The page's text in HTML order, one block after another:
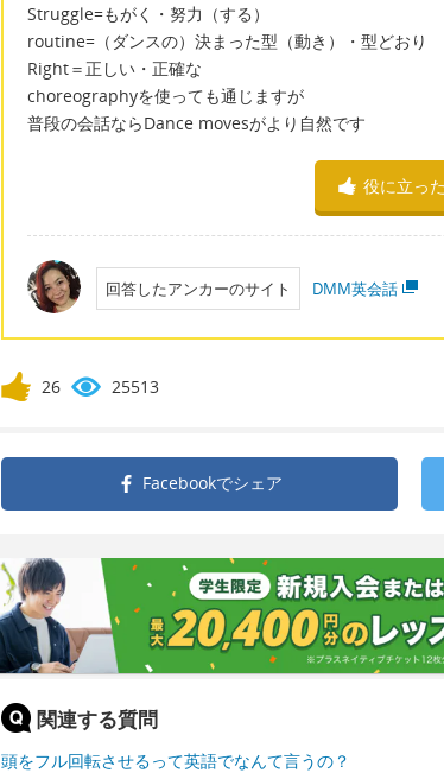
Struggle=もがく・努力（する）
routine=（ダンスの）決まった型（動き）・型どおり
Right＝正しい・正確な
choreographyを使っても通じますが
普段の会話ならDance movesがより自然です
役に立った
回答したアンカーのサイト DMM英会話
26 25513
Facebookでシェア
関連する質問
頭をフル回転させるって英語でなんて言うの？